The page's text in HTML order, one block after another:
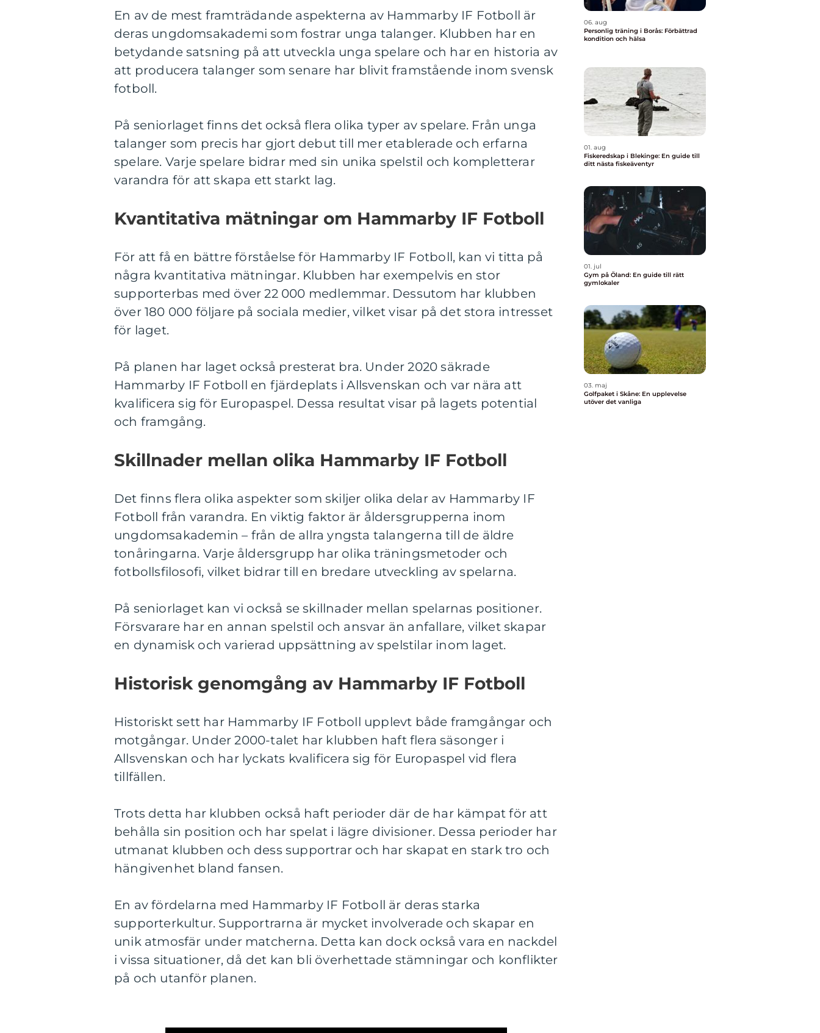
En av de mest framträdande aspekterna av Hammarby IF Fotboll är
deras ungdomsakademi som fostrar unga talanger. Klubben har en
betydande satsning på att utveckla unga spelare och har en historia av
att producera talanger som senare har blivit framstående inom svensk
fotboll.
På seniorlaget finns det också flera olika typer av spelare. Från unga
talanger som precis har gjort debut till mer etablerade och erfarna
spelare. Varje spelare bidrar med sin unika spelstil och kompletterar
varandra för att skapa ett starkt lag.
Kvantitativa mätningar om Hammarby IF Fotboll
För att få en bättre förståelse för Hammarby IF Fotboll, kan vi titta på
några kvantitativa mätningar. Klubben har exempelvis en stor
supporterbas med över 22 000 medlemmar. Dessutom har klubben
över 180 000 följare på sociala medier, vilket visar på det stora intresset
för laget.
På planen har laget också presterat bra. Under 2020 säkrade
Hammarby IF Fotboll en fjärdeplats i Allsvenskan och var nära att
kvalificera sig för Europaspel. Dessa resultat visar på lagets potential
och framgång.
Skillnader mellan olika Hammarby IF Fotboll
Det finns flera olika aspekter som skiljer olika delar av Hammarby IF
Fotboll från varandra. En viktig faktor är åldersgrupperna inom
ungdomsakademin – från de allra yngsta talangerna till de äldre
tonåringarna. Varje åldersgrupp har olika träningsmetoder och
fotbollsfilosofi, vilket bidrar till en bredare utveckling av spelarna.
På seniorlaget kan vi också se skillnader mellan spelarnas positioner.
Försvarare har en annan spelstil och ansvar än anfallare, vilket skapar
en dynamisk och varierad uppsättning av spelstilar inom laget.
Historisk genomgång av Hammarby IF Fotboll
Historiskt sett har Hammarby IF Fotboll upplevt både framgångar och
motgångar. Under 2000-talet har klubben haft flera säsonger i
Allsvenskan och har lyckats kvalificera sig för Europaspel vid flera
tillfällen.
Trots detta har klubben också haft perioder där de har kämpat för att
behålla sin position och har spelat i lägre divisioner. Dessa perioder har
utmanat klubben och dess supportrar och har skapat en stark tro och
hängivenhet bland fansen.
En av fördelarna med Hammarby IF Fotboll är deras starka
supporterkultur. Supportrarna är mycket involverade och skapar en
unik atmosfär under matcherna. Detta kan dock också vara en nackdel
i vissa situationer, då det kan bli överhettade stämningar och konflikter
på och utanför planen.
06. aug
Personlig träning i Borås: Förbättrad
kondition och hälsa
01. aug
Fiskeredskap i Blekinge: En guide till
ditt nästa fiskeäventyr
01. jul
Gym på Öland: En guide till rätt
gymlokaler
03. maj
Golfpaket i Skåne: En upplevelse
utöver det vanliga